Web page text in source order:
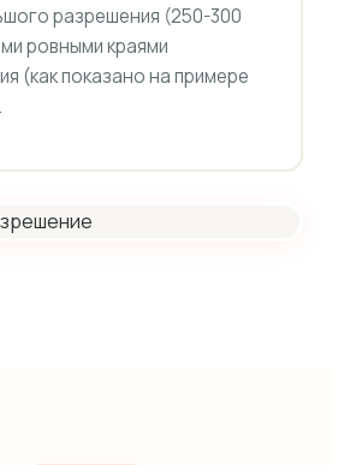
разрешения (250-300
ровными краями
(как показано на примере